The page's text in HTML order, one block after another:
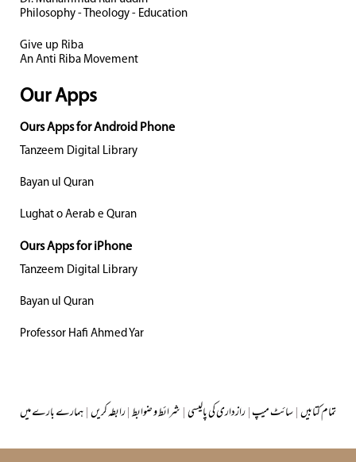
Philosophy - Theology - Education
Give up Riba
An Anti Riba Movement
Our Apps
Ours Apps for Android Phone
Tanzeem Digital Library
Bayan ul Quran
Lughat o Aerab e Quran
Ours Apps for iPhone
Tanzeem Digital Library
Bayan ul Quran
Professor Hafi Ahmed Yar
ہمارے بارے میں|رابطہ کریں|شرائط و ضوابط|رازداری کی پالیسی|سائٹ میپ|تمام کتابیں